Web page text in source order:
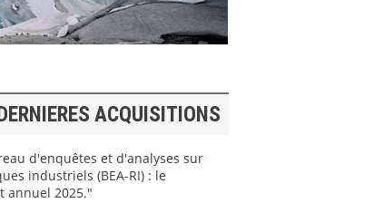
ACQUISITIONS
d'enquêtes et d'analyses sur
industriels (BEA-RI) : le
annuel 2025."